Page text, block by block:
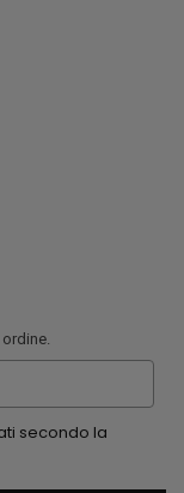
secondo la